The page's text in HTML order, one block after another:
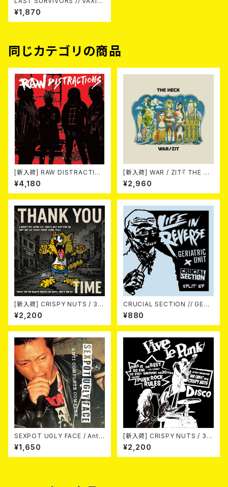
¥1,870
同じカテゴリの商品
[新入荷] RAW DISTRACTIO
NS / 奇しく燃える (LP)
¥4,180
[新入荷] WAR / ZIT『 THE HE
CK( 12") 』
¥2,960
[新入荷] CRISPY NUTS / 30t
h Anniversary Vol.1 (7"EP)
¥2,200
CRUCIAL SECTION // GERI
ATRIC UNIT / Life In Rever
¥880
SEXPOT UGLY FACE / Anti
¥1,650
[新入荷] CRISPY NUTS / 30t
h Anniversary Vol.2 (7"EP)
¥2,200